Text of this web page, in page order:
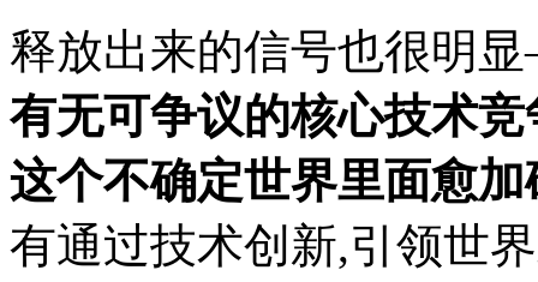
释放出来的信号也很明
有无可争议的核心技术
这个不确定世界里面愈
有通过技术创新,引领世